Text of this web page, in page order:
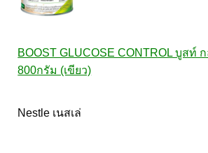
CeraVe
Eucerin ยูเซอรีน
BOOST GLUCOSE CONTROL บูสท์
800กรัม (เขียว)
Nestle เนสเล่